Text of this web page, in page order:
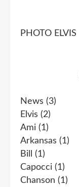
News (3)
Elvis (2)
Ami (1)
Arkansas (1)
Bill
(1)
Capocci (1)
Chanson (1)
PHOTO ELVIS